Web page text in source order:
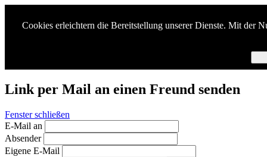
Cookies erleichtern die Bereitstellung unserer Dienste. Mit der
Link per Mail an einen Freund senden
Fenster schließen
E-Mail an
Absender
Eigene E-Mail